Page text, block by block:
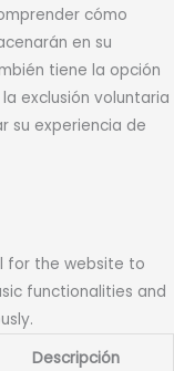
cómo
en su
tiene la opción
exclusión voluntaria
su experiencia de
for the website to
functionalities and
Descripción